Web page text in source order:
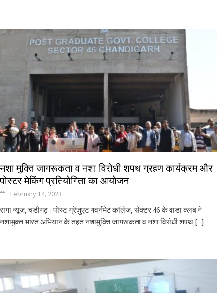
नशा मुक्ति जागरूकता व नशा विरोधी शपथ ग्रहण कार्यक्रम और
पोस्टर मेकिंग प्रतियोगिता का आयोजन
February 14, 2023
रागा न्यूज, चंडीगढ़।पोस्ट ग्रेजुएट गवर्नमेंट कॉलेज, सेक्टर 46 के वाडा क्लब ने
नशामुक्त भारत अभियान के तहत नशामुक्ति जागरूकता व नशा विरोधी शपथ [...]